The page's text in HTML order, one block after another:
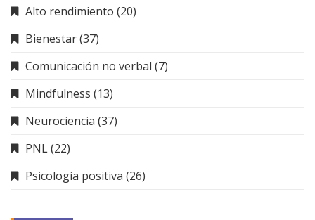
Alto rendimiento (20)
Bienestar(37)
Comunicación no verbal (7)
Mindfulness (13)
Neurociencia (37)
PNL(22)
Psicología positiva (26)